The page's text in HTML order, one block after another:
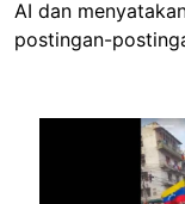
AI dan
postingan-